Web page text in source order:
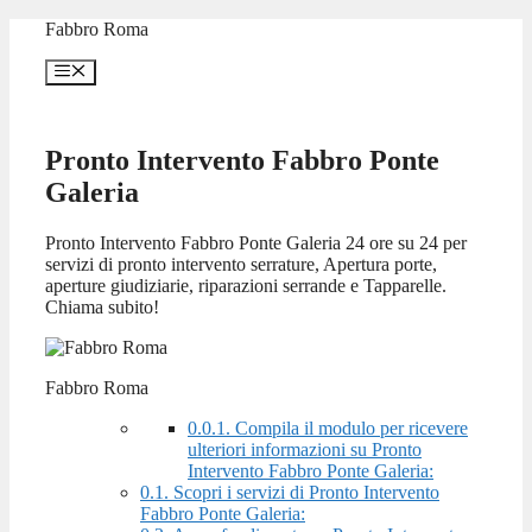
contenuto
Fabbro Roma
Menu
Pronto Intervento Fabbro Ponte
Galeria
Pronto Intervento Fabbro Ponte Galeria 24 ore su 24 per
servizi di pronto intervento serrature, Apertura porte,
aperture giudiziarie, riparazioni serrande e Tapparelle.
Chiama subito!
Fabbro Roma
0.0.1. Compila il modulo per ricevere
ulteriori informazioni su Pronto
Intervento Fabbro Ponte Galeria:
0.1. Scopri i servizi di Pronto Intervento
Fabbro Ponte Galeria: